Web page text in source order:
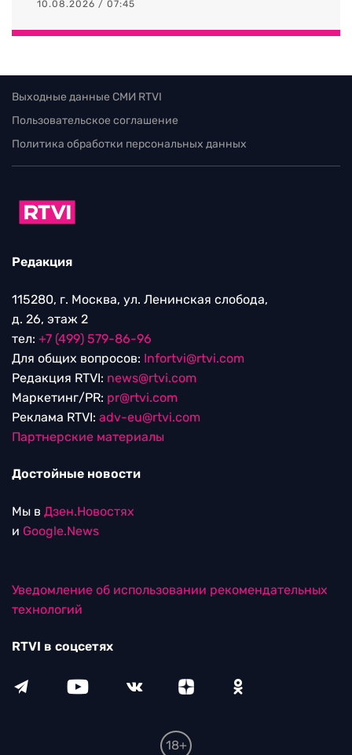
10.08.2026 / 07:45
Выходные данные СМИ RTVI
Пользовательское соглашение
Политика обработки персональных данных
Редакция
115280, г. Москва, ул. Ленинская слобода,
д. 26, этаж 2
тел: +7 (499) 579-86-96
Для общих вопросов: Infortvi@rtvi.com
Редакция RTVI: news@rtvi.com
Маркетинг/PR: pr@rtvi.com
Реклама RTVI: adv-eu@rtvi.com
Партнерские материалы
Достойные новости
Мы в Дзен.Новостях
и Google.News
Уведомление об использовании рекомендательных
технологий
RTVI в соцсетях
18+